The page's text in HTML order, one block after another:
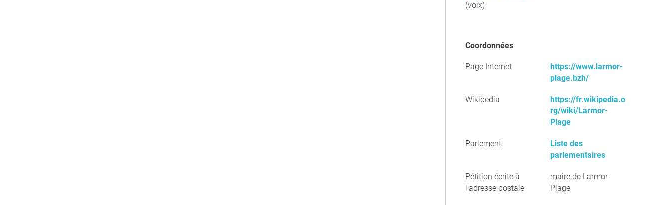
(voix)
Coordonnées
Page Internet
https://www.larmor-
plage.bzh/
Wikipedia
https://fr.wikipedia.o
rg/wiki/Larmor-
Plage
Parlement
Liste des
parlementaires
Pétition écrite à
l'adresse postale
maire de Larmor-
Plage